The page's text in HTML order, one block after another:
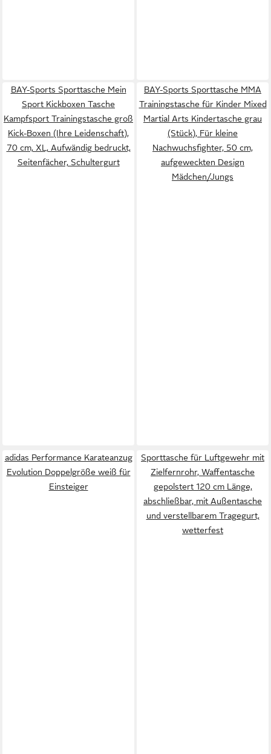
BAY-Sports Sporttasche Mein
Sport Kickboxen Tasche
Kampfsport Trainingstasche groß
Kick-Boxen (Ihre Leidenschaft),
70 cm, XL, Aufwändig bedruckt,
Seitenfächer, Schultergurt
BAY-Sports Sporttasche MMA
Trainingstasche für Kinder Mixed
Martial Arts Kindertasche grau
(Stück), Für kleine
Nachwuchsfighter, 50 cm,
aufgeweckten Design
Mädchen/Jungs
adidas Performance Karateanzug
Evolution Doppelgröße weiß für
Einsteiger
Sporttasche für Luftgewehr mit
Zielfernrohr, Waffentasche
gepolstert 120 cm Länge,
abschließbar, mit Außentasche
und verstellbarem Tragegurt,
wetterfest